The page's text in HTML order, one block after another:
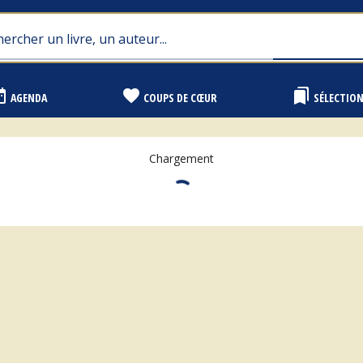
AGENDA favorite COUPS DE CŒUR bookmarks
Chargement